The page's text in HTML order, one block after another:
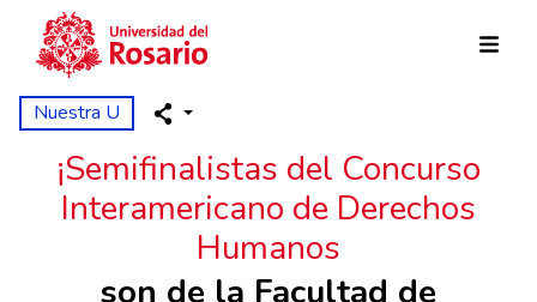
Pasar al contenido principal
Nuestra U
¡Semifinalistas del Concurso
Interamericano de Derechos
Humanos
son de la Facultad de